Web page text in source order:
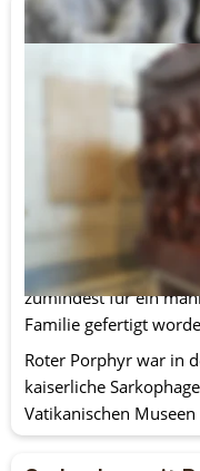
Der sogenannte
Helena war die
Sie war Christin und
Land, von der sie die
Rom gebracht haben
Chr. wurde sie
beigesetzt. Die
militärischen
geben jedoch Anlass
vielleicht ursprünglich
zumindest für ein
Familie gefertigt
Roter Porphyr war in
kaiserliche
Vatikanischen